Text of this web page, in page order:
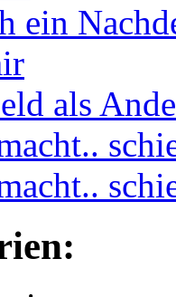
ein
als